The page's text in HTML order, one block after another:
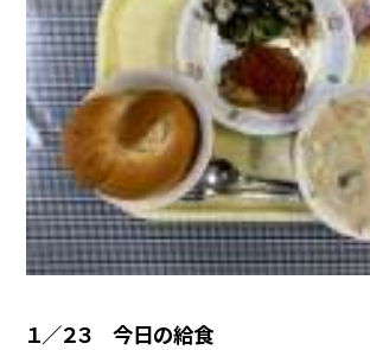
１／２３ 今日の給食